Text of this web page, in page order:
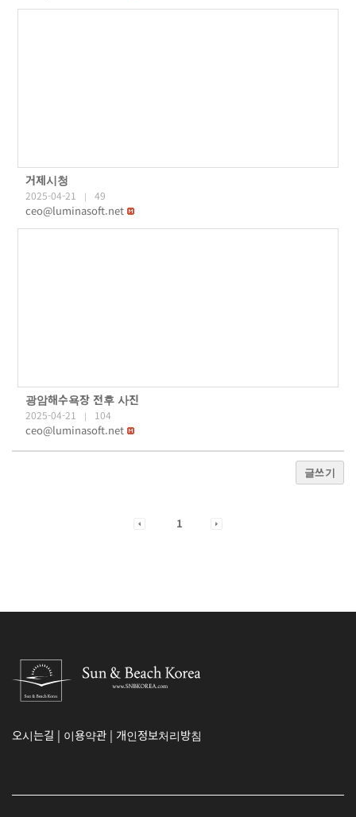
거제시청
2025-04-21 | 49
ceo@luminasoft.net
광암해수욕장 전후 사진
2025-04-21 | 104
ceo@luminasoft.net
글쓰기
1
오시는길 | 이용약관 | 개인정보처리방침